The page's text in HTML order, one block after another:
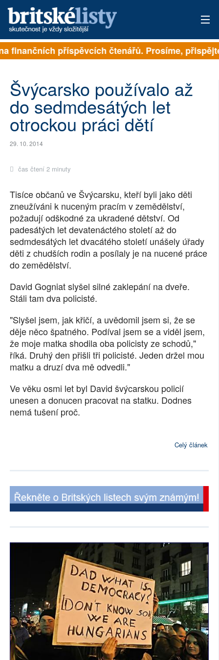
PŘIHLÁSIT
ARCHIV
ROZHOVORY
TÉMATA
PŘÍSPĚVKY NA PROVOZ
SOCIÁLNÍ SÍTĚ
RUBRIKY
příspěvcích čtenářů. Prosíme, přispějte.
Švýcarsko používalo až
do sedmdesátých let
otrockou práci dětí
29. 10. 2014
čas čtení 2 minuty
Tisíce občanů ve Švýcarsku, kteří byli jako děti
zneužíváni k nuceným pracím v zemědělství,
požadují odškodné za ukradené dětství. Od
padesátých let devatenáctého století až do
sedmdesátých let dvacátého století unášely úřady
děti z chudších rodin a posílaly je na nucené práce
do zemědělství.
David Gogniat slyšel silné zaklepání na dveře.
Stáli tam dva policisté.
"Slyšel jsem, jak křičí, a uvědomil jsem si, že se
děje něco špatného. Podíval jsem se a viděl jsem,
že moje matka shodila oba policisty ze schodů,"
říká. Druhý den přišli tři policisté. Jeden držel mou
matku a druzí dva mě odvedli."
Ve věku osmi let byl David švýcarskou policií
unesen a donucen pracovat na statku. Dodnes
nemá tušení proč.
Celý článek